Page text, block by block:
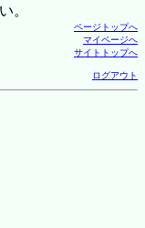
。
ページトップへ
マイページへ
サイトトップへ
ログアウト